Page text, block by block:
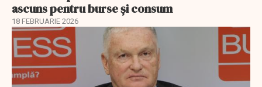
ascuns pentru burse și consum
18 FEBRUARIE 2026
EXCLUSIV